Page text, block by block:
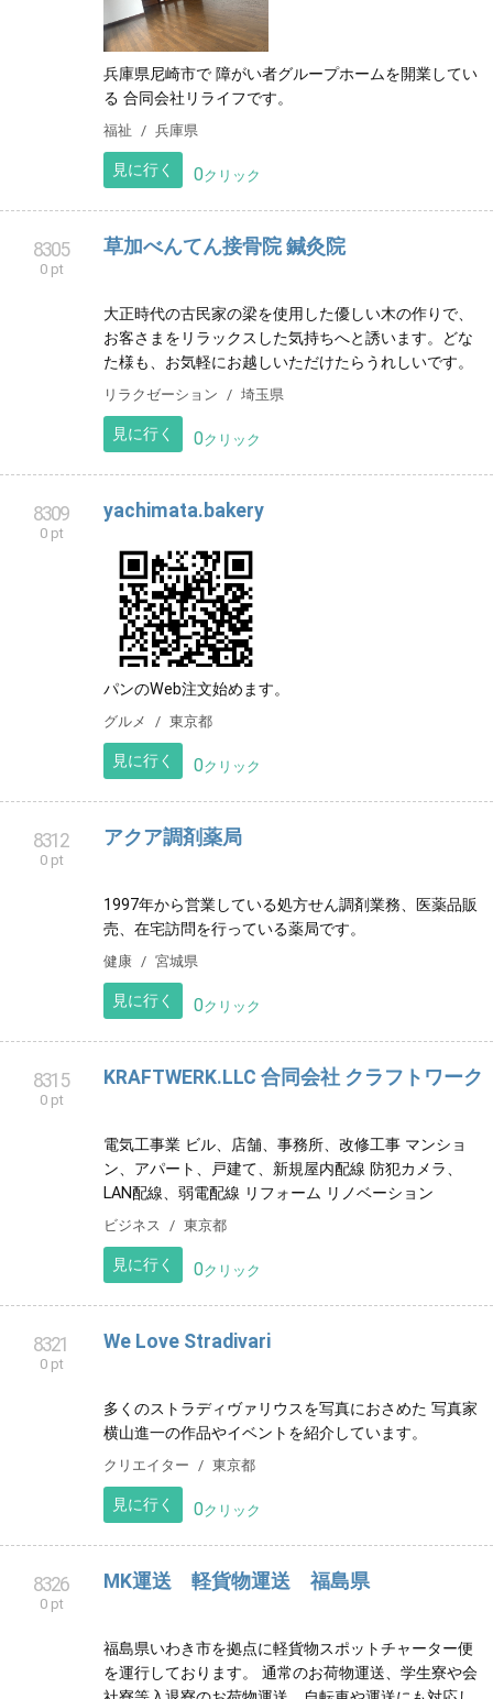
ハピネスヴィレッジ
兵庫県尼崎市で 障がい者グループホームを開業してい
る 合同会社リライフです。
福祉 兵庫県
草加べんてん接骨院 鍼灸院
お客さまをリラックスした気持ちへと誘います。どな
た様も、お気軽にお越しいただけたらうれしいです。
リラクゼーション 埼玉県
見に行く 0クリック
yachimata.bakery
パンのWeb注文始めます。
グルメ 東京都
見に行く
0 pt
1997年から営業している処方せん調剤業務、医薬品販
売、在宅訪問を行っている薬局です。
健康 宮城県
KRAFTWERK.LLC 合同会社 クラフトワーク
電気工事業 ビル、店舗、事務所、改修工事 マンショ
ビジネス 東京都